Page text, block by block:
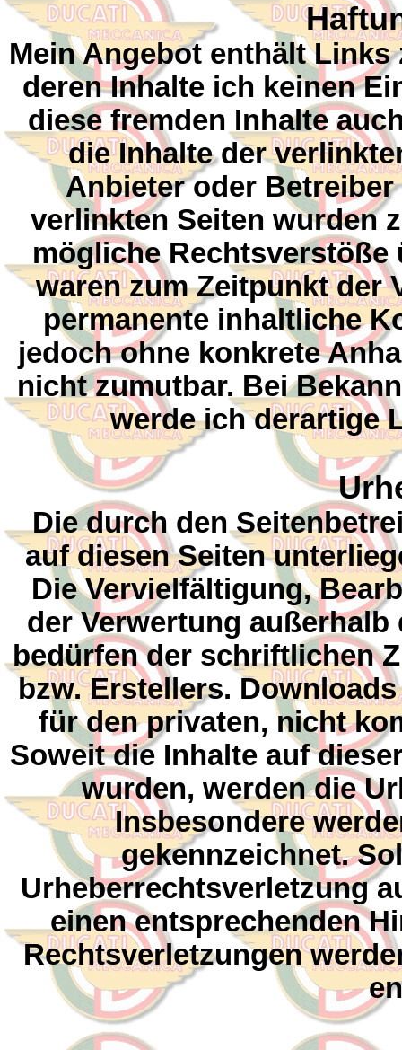
Mein Angebot enthält
deren Inhalte ich keinen
diese fremden Inhalte
die Inhalte der
Anbieter oder
verlinkten Seiten wurden
mögliche
waren zum Zeitpunkt der
permanente inhaltliche
jedoch ohne konkrete
nicht zumutbar. Bei
werde ich derartige
Die durch den
auf diesen Seiten
Die Vervielfältigung,
der Verwertung
bedürfen der schriftlichen
bzw. Erstellers.
für den privaten, nicht
Soweit die Inhalte auf
wurden, werden die
Insbesondere
gekennzeichnet.
Urheberrechtsverletzung
einen entsprechenden
Rechtsverletzungen